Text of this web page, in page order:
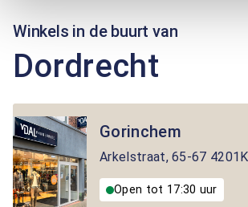
Winkels in de buurt van
Dordrecht
Gorinchem
Arkelstraat,65-67
Open tot 17:30 uur